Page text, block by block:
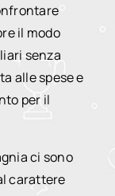
il modo
senza
alle spese e
per il
ci sono
carattere